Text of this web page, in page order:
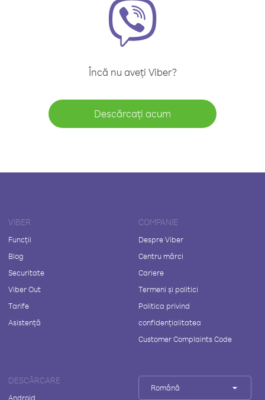
Încă nu aveți Viber?
Descărcați acum
VIBER
Funcții
Blog
Securitate
Viber Out
Tarife
Asistență
COMPANIE
Despre Viber
Centru mărci
Cariere
Termeni și politici
Politica privind
confidențialitatea
Customer Complaints Code
DESCĂRCARE
Android
Română